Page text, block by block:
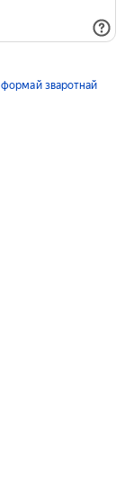
формай зваротнай